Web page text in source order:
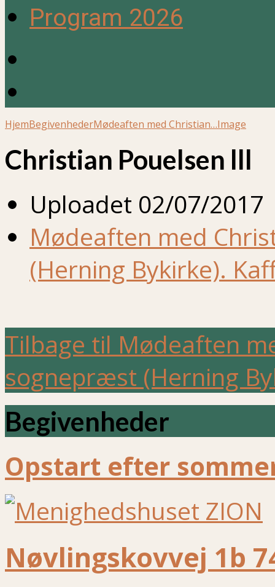
Program 2026
HjemBegivenhederMødeaften med Christian…Image
Christian Pouelsen lll
Uploadet 02/07/2017
Mødeaften med
(Herning Bykirke).
Tilbage til Mødeaften
sognepræst (Herning
Begivenheder
Opstart efter
Nøvlingskovvej 1b